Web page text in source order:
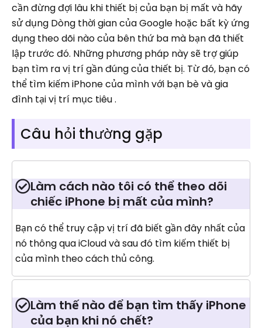
cần đừng đợi lâu khi thiết bị của bạn bị mất và hãy
sử dụng Dòng thời gian của Google hoặc bất kỳ ứng
dụng theo dõi nào của bên thứ ba mà bạn đã thiết
lập trước đó. Những phương pháp này sẽ trợ giúp
bạn tìm ra vị trí gần đúng của thiết bị. Từ đó, bạn có
thể tìm kiếm iPhone của mình với bạn bè và gia
đình tại vị trí mục tiêu .
Câu hỏi thường gặp
Làm cách nào tôi có thể theo dõi
chiếc iPhone bị mất của mình?
Bạn có thể truy cập vị trí đã biết gần đây nhất của
nó thông qua iCloud và sau đó tìm kiếm thiết bị
của mình theo cách thủ công.
Làm thế nào để bạn tìm thấy iPhone
của bạn khi nó chết?